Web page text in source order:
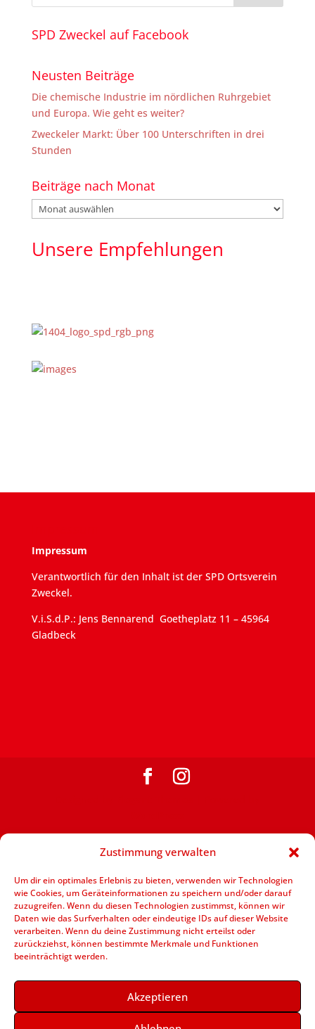
Zustimmung verwalten
Um dir ein optimales Erlebnis zu bieten, verwenden wir Technologien
wie Cookies, um Geräteinformationen zu speichern und/oder darauf
zuzugreifen. Wenn du diesen Technologien zustimmst, können wir
Daten wie das Surfverhalten oder eindeutige IDs auf dieser Website
verarbeiten. Wenn du deine Zustimmung nicht erteilst oder
zurückziehst, können bestimmte Merkmale und Funktionen
beeinträchtigt werden.
Akzeptieren
SPD Zweckel auf Facebook
Neusten Beiträge
Die chemische Industrie im nördlichen Ruhrgebiet
und Europa. Wie geht es weiter?
Zweckeler Markt: Über 100 Unterschriften in drei
Stunden
Beiträge nach Monat
Beiträge
nach
Unsere Empfehlungen
Impressum
Verantwortlich für den Inhalt ist der SPD Ortsverein
Zweckel.
V.i.S.d.P.: Jens Bennarend Goetheplatz 11 – 45964
Gladbeck